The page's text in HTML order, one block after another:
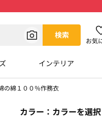
検索
お気
インテリア
綿１００％作務衣
カラー： カラーを選